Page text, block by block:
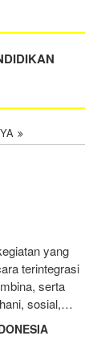
yang
terintegrasi
serta
sosial,…